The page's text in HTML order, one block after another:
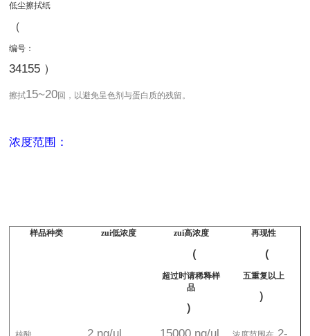
低尘擦拭纸
（
编号：
34155 ）
擦拭15~20回，以避免呈色剂与蛋白质的残留。
浓度范围：
样品种类 zui低浓度 zui高浓度
（
超过时请稀释样
品
）
再现性
（
五重复以上
）
2 ng/ul 15000 ng/ul 2-